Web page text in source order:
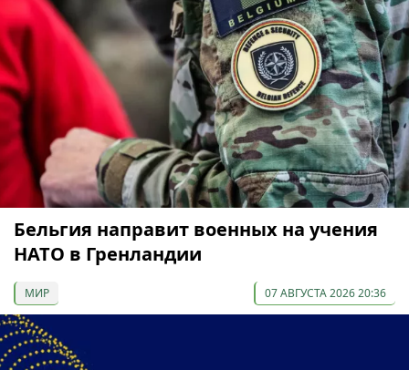
Бельгия направит военных на учения
НАТО в Гренландии
МИР 07 АВГУСТА 2026 20:36